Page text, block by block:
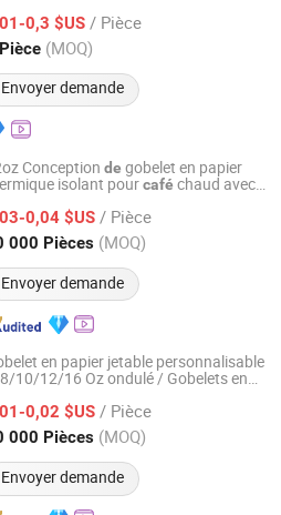
à thé
0,3 $US / Pièce
(MOQ)
Envoyer demande
Depuis 2025
Conception de gobelet en papier
isolant pourcafé chaud avec
0,04 $US / Pièce
000 Pièces (MOQ)
Envoyer demande
Co., Ltd.
Depuis 2025
en papier jetable personnalisable
10/12/16 Oz ondulé / Gobelets en
0,02 $US / Pièce
000 Pièces (MOQ)
Envoyer demande
(Shanghai) Co., Ltd.
Depuis 2025